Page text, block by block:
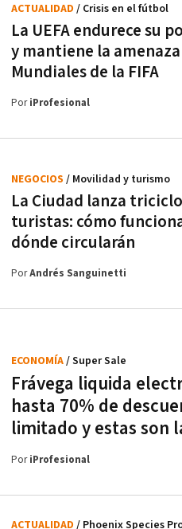
La UEFA endurece su
y mantiene la
Mundiales de la FIFA
ACTUALIDAD / Crisis en el fútbol
PoriProfesional
La Ciudad lanza
turistas: cómo
dónde circularán
NEGOCIOS / Movilidad y turismo
PorAndrés Sanguinetti
Frávega liquida
hasta 70% de
limitado y estas son
ECONOMÍA/ Super Sale
PoriProfesional
ACTUALIDAD / Phoenix Species